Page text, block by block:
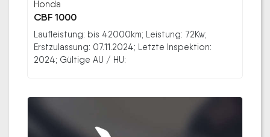
Honda
CBF 1000
Laufleistung: bis 42000km; Leistung: 72Kw;
Erstzulassung: 07.11.2024; Letzte Inspektion:
2024; Gültige AU / HU: